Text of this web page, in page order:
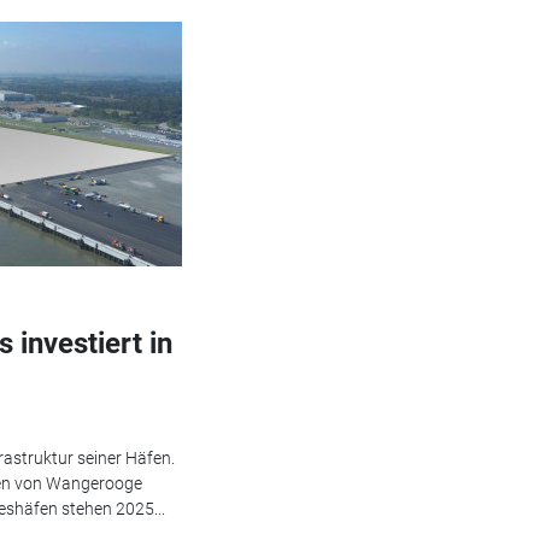
investiert in
seiner Häfen.
von Wangerooge
stehen 2025...